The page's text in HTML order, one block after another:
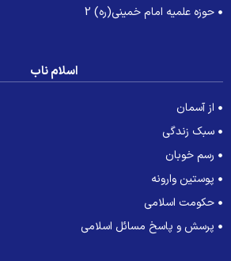
حوزه علمیه امام خمینی(ره) 2
اسلام ناب
از آسمان
سبک زندگی
رسم خوبان
پوستین وارونه
حکومت اسلامی
پرسش و پاسخ مسائل اسلامی